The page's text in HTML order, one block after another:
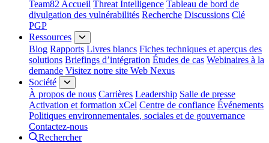
Team82 Accueil Threat Intelligence Tableau de bord de
divulgation des vulnérabilités Recherche Discussions Clé
PGP
Ressources
Blog Rapports Livres blancs Fiches techniques et aperçus des
solutions Briefings d’intégration Études de cas Webinaires à la
demande Visitez notre site Web Nexus
Société
À propos de nous Carrières Leadership Salle de presse
Activation et formation xCel Centre de confiance Événements
Politiques environnementales, sociales et de gouvernance
Contactez-nous
Rechercher